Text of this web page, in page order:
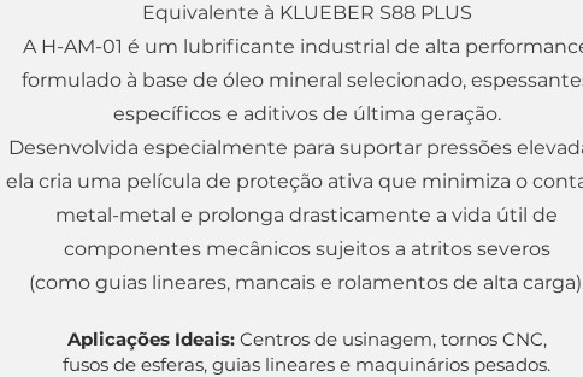
Equivalente à KLUEBER S88 PLUS
A H-AM-01 é um lubrificante industrial de alta
formulado à base de óleo mineral selecionado,
específicos e aditivos de última geração.
Desenvolvida especialmente para suportar pressões
ela cria uma película de proteção ativa que minimiza o
metal-metal e prolonga drasticamente a vida útil de
componentes mecânicos sujeitos a atritos severos
(como guias lineares, mancais e rolamentos de alta
Aplicações Ideais: Centros de usinagem, tornos CNC,
fusos de esferas, guias lineares e maquinários pesados.